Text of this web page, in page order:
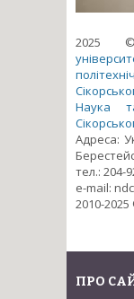
2025
Наука
Адреса:
тел.: 204-
e-mail:
2010-
ПРО